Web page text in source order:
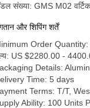
संख्या: GMS M02
और शिपिंग शर्तें
Order Quantity:
US $2280.00 -
Details:
Time: 5 days
Terms: T/T,
Ability: 100 Units